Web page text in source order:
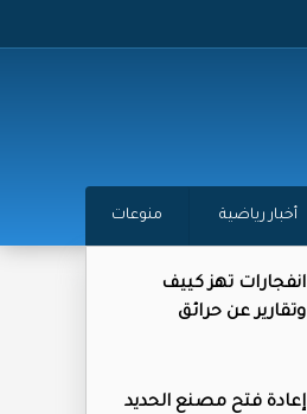
أخبار رياضية منوعات
انفجارات تهز كييف
وتقارير عن حرائق
إعادة فتح مصنع الحديد